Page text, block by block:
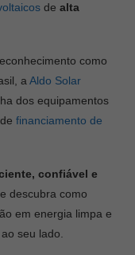
de alta
como
a Aldo Solar
dos equipamentos
financiamento de
confiável e
e descubra como
em energia limpa e
seu lado.